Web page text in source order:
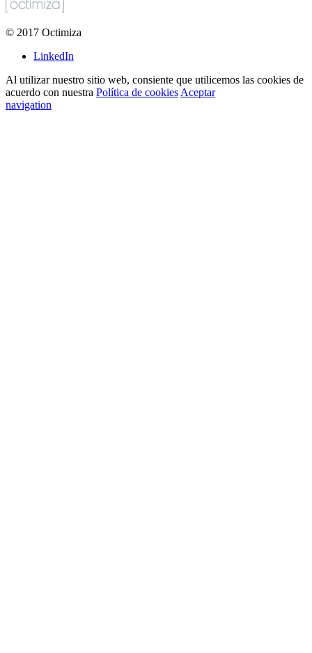
© 2017 Octimiza
LinkedIn
Al utilizar nuestro sitio web, consiente que utilicemos las cookies de
acuerdo con nuestra Política de cookies Aceptar
navigation